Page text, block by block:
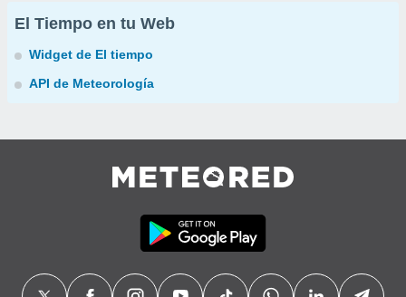
El Tiempo en tu Web
Widget de El tiempo
API de Meteorología